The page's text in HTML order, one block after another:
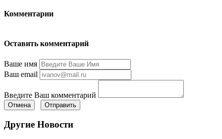
Комментарии
Оставить комментарий
Ваше имя
Ваш email
Введите Ваш комментарий
Отмена Отправить
Другие Новости